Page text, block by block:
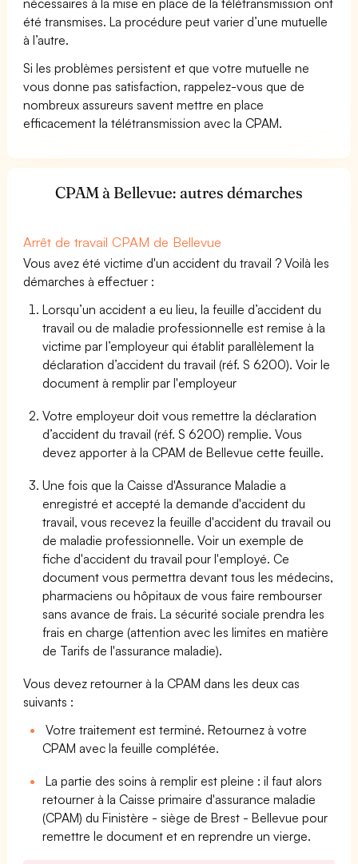
été transmises. La procédure peut varier d’une mutuelle
à l’autre.
Si les problèmes persistent et que votre mutuelle ne
vous donne pas satisfaction, rappelez-vous que de
nombreux assureurs savent mettre en place
efficacement la télétransmission avec la CPAM.
CPAM à Bellevue: autres démarches
Arrêt de travail CPAM de Bellevue
Vous avez été victime d'un accident du travail ? Voilà les
démarches à effectuer :
Lorsqu’un accident a eu lieu, la feuille d’accident du
travail ou de maladie professionnelle est remise à la
victime par l’employeur qui établit parallèlement la
déclaration d’accident du travail (réf. S 6200). Voir le
document à remplir par l'employeur
Votre employeur doit vous remettre la déclaration
d’accident du travail (réf. S 6200) remplie. Vous
devez apporter à la CPAM de Bellevue cette feuille.
Une fois que la Caisse d'Assurance Maladie a
enregistré et accepté la demande d'accident du
travail, vous recevez la feuille d'accident du travail ou
de maladie professionnelle. Voir un exemple de
fiche d'accident du travail pour l'employé. Ce
document vous permettra devant tous les médecins,
pharmaciens ou hôpitaux de vous faire rembourser
sans avance de frais. La sécurité sociale prendra les
frais en charge (attention avec les limites en matière
de Tarifs de l'assurance maladie).
Vous devez retourner à la CPAM dans les deux cas
suivants :
Votre traitement est terminé. Retournez à votre
CPAM avec la feuille complétée.
La partie des soins à remplir est pleine : il faut alors
retourner à la Caisse primaire d'assurance maladie
(CPAM) du Finistère - siège de Brest - Bellevue pour
remettre le document et en reprendre un vierge.